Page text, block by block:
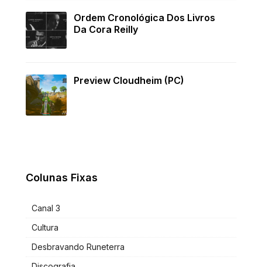
Ordem Cronológica Dos Livros
Da Cora Reilly
Preview Cloudheim (PC)
Colunas Fixas
Canal 3
Cultura
Desbravando Runeterra